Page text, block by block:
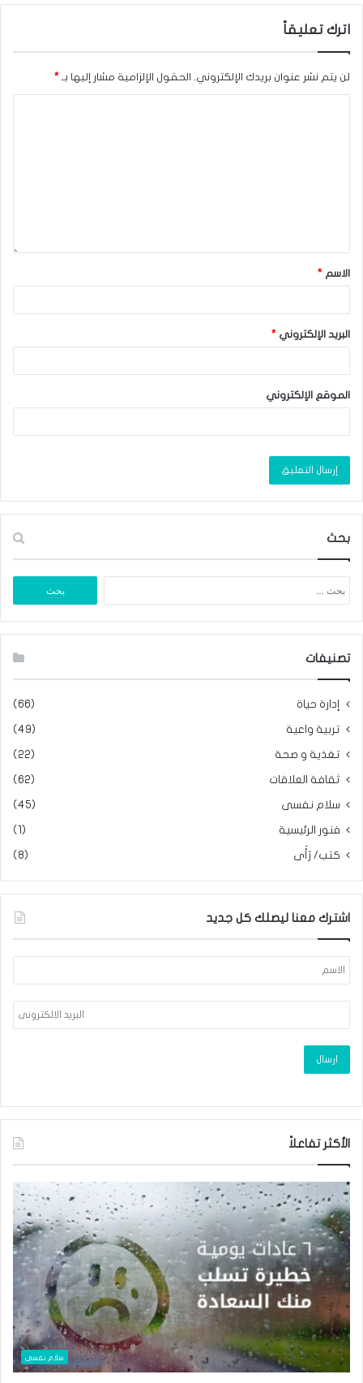
اترك تعليقاً
لن يتم نشر عنوان بريدك الإلكتروني. الحقول الإلزامية مشار إليها بـ *
الاسم *
البريد الإلكتروني *
الموقع الإلكتروني
بحث
عن:
تصنيفات
إدارة حياة (66)
تربية واعية (49)
تغذية و صحة (22)
ثقافة العلاقات (62)
سلام نفسى (45)
فنور الرئيسية (1)
كتب/ رَأَى (8)
اشترك معنا ليصلك كل جديد
الأكثر تفاعلاً
سلام نفسى